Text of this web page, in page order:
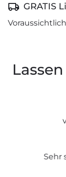
GRATIS
Sehr